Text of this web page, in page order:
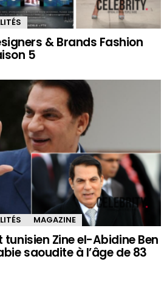
& Brands Fashion
5
MAGAZINE
tunisien Zine el-Abidine Ben
saoudite à l’âge de 83